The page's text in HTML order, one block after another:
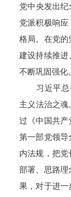
党中央发出纪
党派积极响
格局。在党的
建设持续推进
不断巩固强化
习近平总书
主义法治之魂
过《中国共产
第一部党领导
内法规，把
部署、思路理
果，对于进一